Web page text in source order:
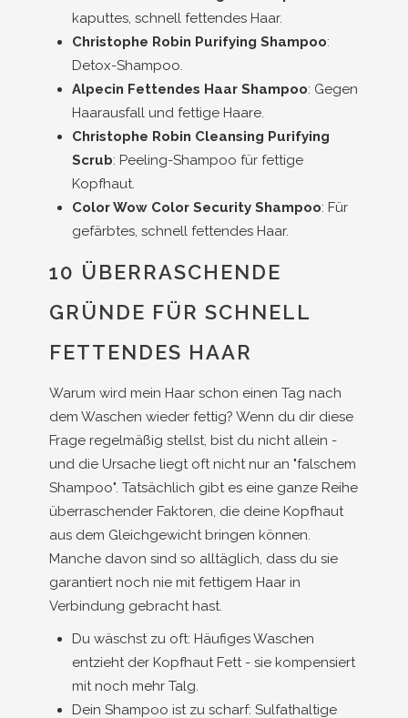
kaputtes, schnell fettendes Haar.
Christophe Robin Purifying Shampoo:
Detox-Shampoo.
Alpecin Fettendes Haar Shampoo: Gegen
Haarausfall und fettige Haare.
Christophe Robin Cleansing Purifying
Scrub: Peeling-Shampoo für fettige
Kopfhaut.
Color Wow Color Security Shampoo: Für
gefärbtes, schnell fettendes Haar.
10 ÜBERRASCHENDE
GRÜNDE FÜR SCHNELL
FETTENDES HAAR
Warum wird mein Haar schon einen Tag nach
dem Waschen wieder fettig? Wenn du dir diese
Frage regelmäßig stellst, bist du nicht allein -
und die Ursache liegt oft nicht nur an "falschem
Shampoo". Tatsächlich gibt es eine ganze Reihe
überraschender Faktoren, die deine Kopfhaut
aus dem Gleichgewicht bringen können.
Manche davon sind so alltäglich, dass du sie
garantiert noch nie mit fettigem Haar in
Verbindung gebracht hast.
Du wäschst zu oft: Häufiges Waschen
entzieht der Kopfhaut Fett - sie kompensiert
mit noch mehr Talg.
Dein Shampoo ist zu scharf: Sulfathaltige